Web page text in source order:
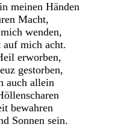
meinen Händen
Macht,
wenden,
auf mich acht.
erworben,
gestorben,
auch allein
bewahren
Sonnen sein.